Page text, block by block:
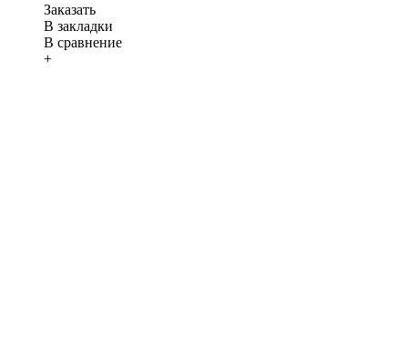
Заказать
В закладки
В сравнение
+